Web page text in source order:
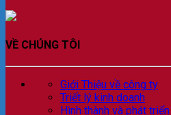
VỀ CHÚNG TÔI
Giới Thiệu về công ty
Triết lý kinh doanh
Hình thành và phát triển